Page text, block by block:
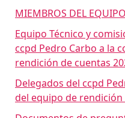
MIEMBROS DEL
Equipo Técnico y
ccpd Pedro Carbo a la
rendición de cuentas
Delegados del ccpd
del equipo de rendición